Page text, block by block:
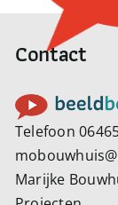
Contact
Telefoon
Marijke